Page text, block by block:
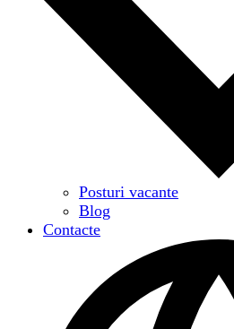
Posturi vacante
Blog
Contacte